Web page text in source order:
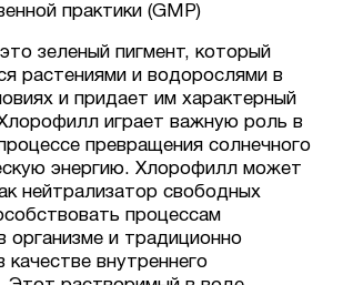
практики (GMP)
зеленый пигмент, который
растениями и водорослями в
и придает им характерный
играет важную роль в
превращения солнечного
энергию. Хлорофилл может
нейтрализатор свободных
процессам
организме и традиционно
качестве внутреннего